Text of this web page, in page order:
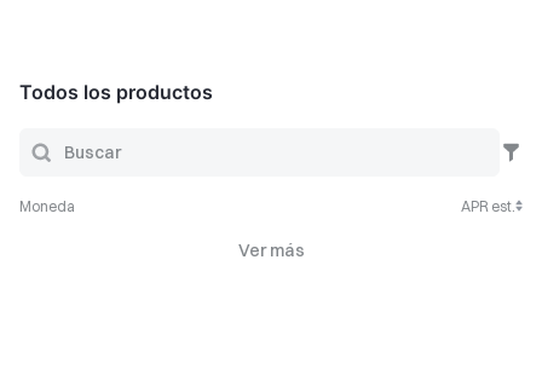
Todos los productos
Moneda APR est.
Ver más